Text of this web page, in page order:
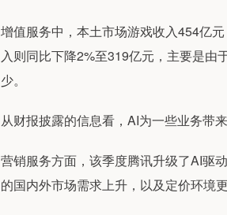
增值服务中，本土市场游戏收入454亿
入则同比下降2%至319亿元，主要是由
少。
从财报披露的信息看，AI为一些业务带
营销服务方面，该季度腾讯升级了AI驱
的国内外市场需求上升，以及定价环境